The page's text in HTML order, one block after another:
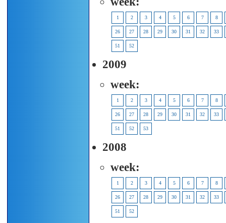
1 2 3 4 5 6 7 8
26 27 28 29 30 31 32 33
51 52
2009
week:
1 2 3 4 5 6 7 8
26 27 28 29 30 31 32 33
51 52 53
2008
week:
1 2 3 4 5 6 7 8
26 27 28 29 30 31 32 33
51 52